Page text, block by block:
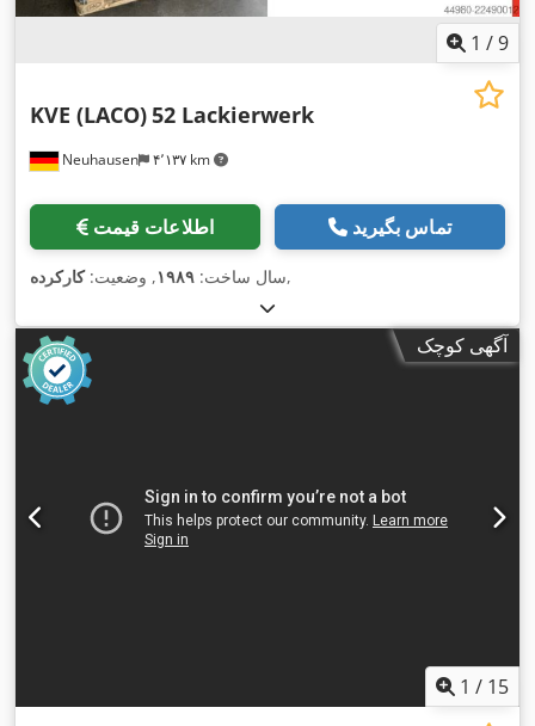
1 /9
Neuhausen ۴٬۱۳۷ km
KVE (LACO)52 Lackierwerk
اطلاعات قیمت تماس بگیرید
سال ساخت: ۱۹۸۹, وضعیت:کارکرده ,
آگهی کوچک
1 / 15